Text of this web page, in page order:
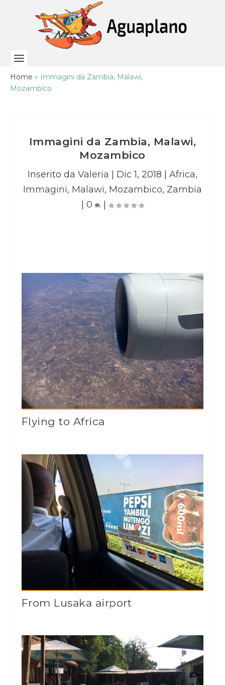
Home » Immagini da Zambia, Malawi,
Mozambico
Immagini da Zambia, Malawi,
Mozambico
Inserito da Valeria Dic 1, 2018 Africa,
Immagini, Malawi, Mozambico, Zambia
0
Flying to Africa
From Lusaka airport